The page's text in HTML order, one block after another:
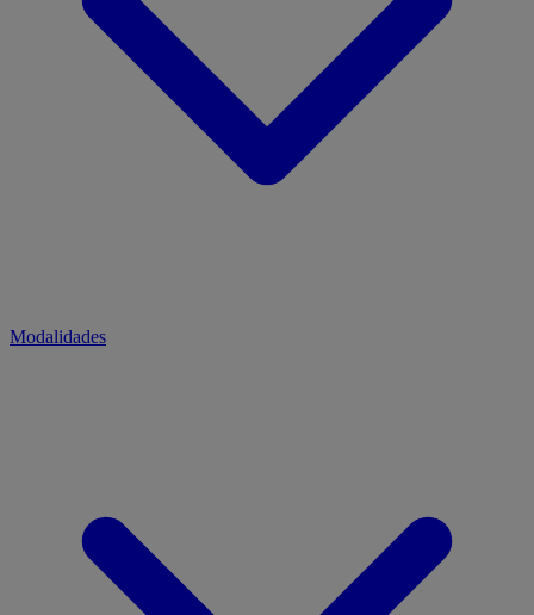
Modalidades